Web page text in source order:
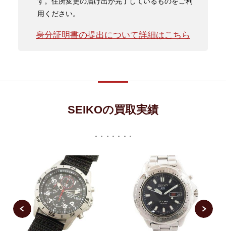
用ください。
身分証明書の提出について詳細はこちら
SEIKOの買取実績